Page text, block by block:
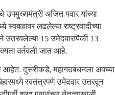
उपमुख्यमंत्री अजित पवार यांच्या
स्वबळावर लढलेल्या राष्ट्रवादीच्या
उतरवलेल्या 15 उमेदवारांपैकी 13
वर्तवली जात आहे.
आहेत. दुसरीकडे, महागठबंधनला अवघ्या
स्वतंत्रपणे उमेदवार उतरवून